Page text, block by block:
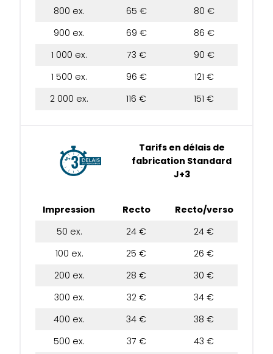
800 ex. 65 €
80 €
900 ex.
69 €
86 €
1 000 ex.
73 €
90 €
1 500 ex.
96 €
121 €
2 000 ex.
116 € 151 €
Tarifs en délais de
fabrication Standard
J+3
Impression Recto
Recto/verso
50 ex.
24 €
24 €
100 ex.
25 €
26 €
200 ex.
28 €
30 €
300 ex.
32 €
34 €
400 ex.
34 €
38 €
500 ex.
37 €
43 €